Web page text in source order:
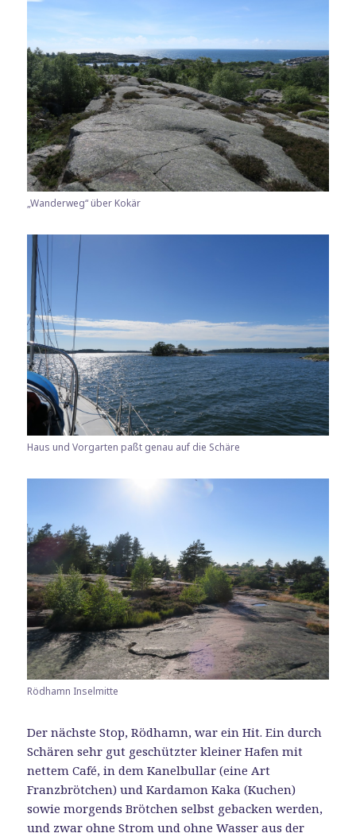
„Wanderweg“ über Kokär
Haus und Vorgarten paßt genau auf die Schäre
Rödhamn Inselmitte
Der nächste Stop, Rödhamn, war ein Hit. Ein durch
Schären sehr gut geschützter kleiner Hafen mit
nettem Café, in dem Kanelbullar (eine Art
Franzbrötchen) und Kardamon Kaka (Kuchen)
sowie morgends Brötchen selbst gebacken werden,
und zwar ohne Strom und ohne Wasser aus der